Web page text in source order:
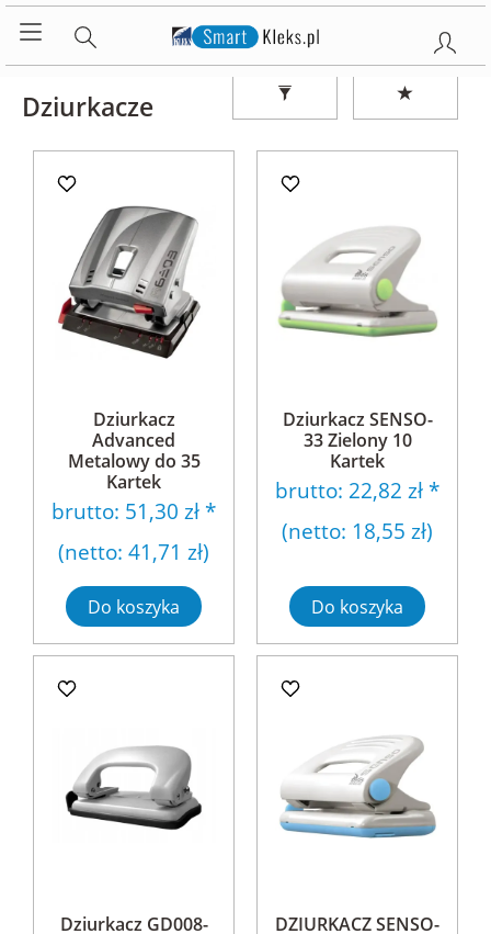
Dziurkacze
Dziurkacz
Advanced
Metalowy do 35
Kartek
brutto: 51,30 zł *
(netto: 41,71 zł)
Do koszyka
Dziurkacz SENSO-
33 Zielony 10
Kartek
brutto: 22,82 zł *
(netto: 18,55 zł)
Do koszyka
Dziurkacz GD008-
DZIURKACZ SENSO-